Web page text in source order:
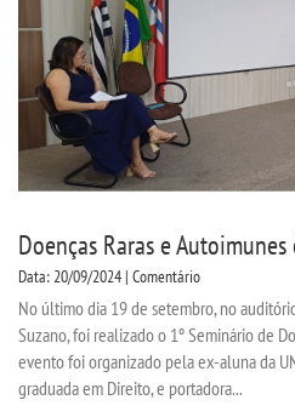
COLAP
ATENDIMENTO PSICOPEDAGÃ³GICO
BACHARELADOS
LICENCIATURAS
TECNOLÃ³GICOS
Doenças Raras e
Data: 20/09/2024 | Comentário
No último dia 19 de setembro, no
Suzano, foi realizado o 1º Seminário de
evento foi organizado pela ex-aluna da
graduada em Direito, e portadora...